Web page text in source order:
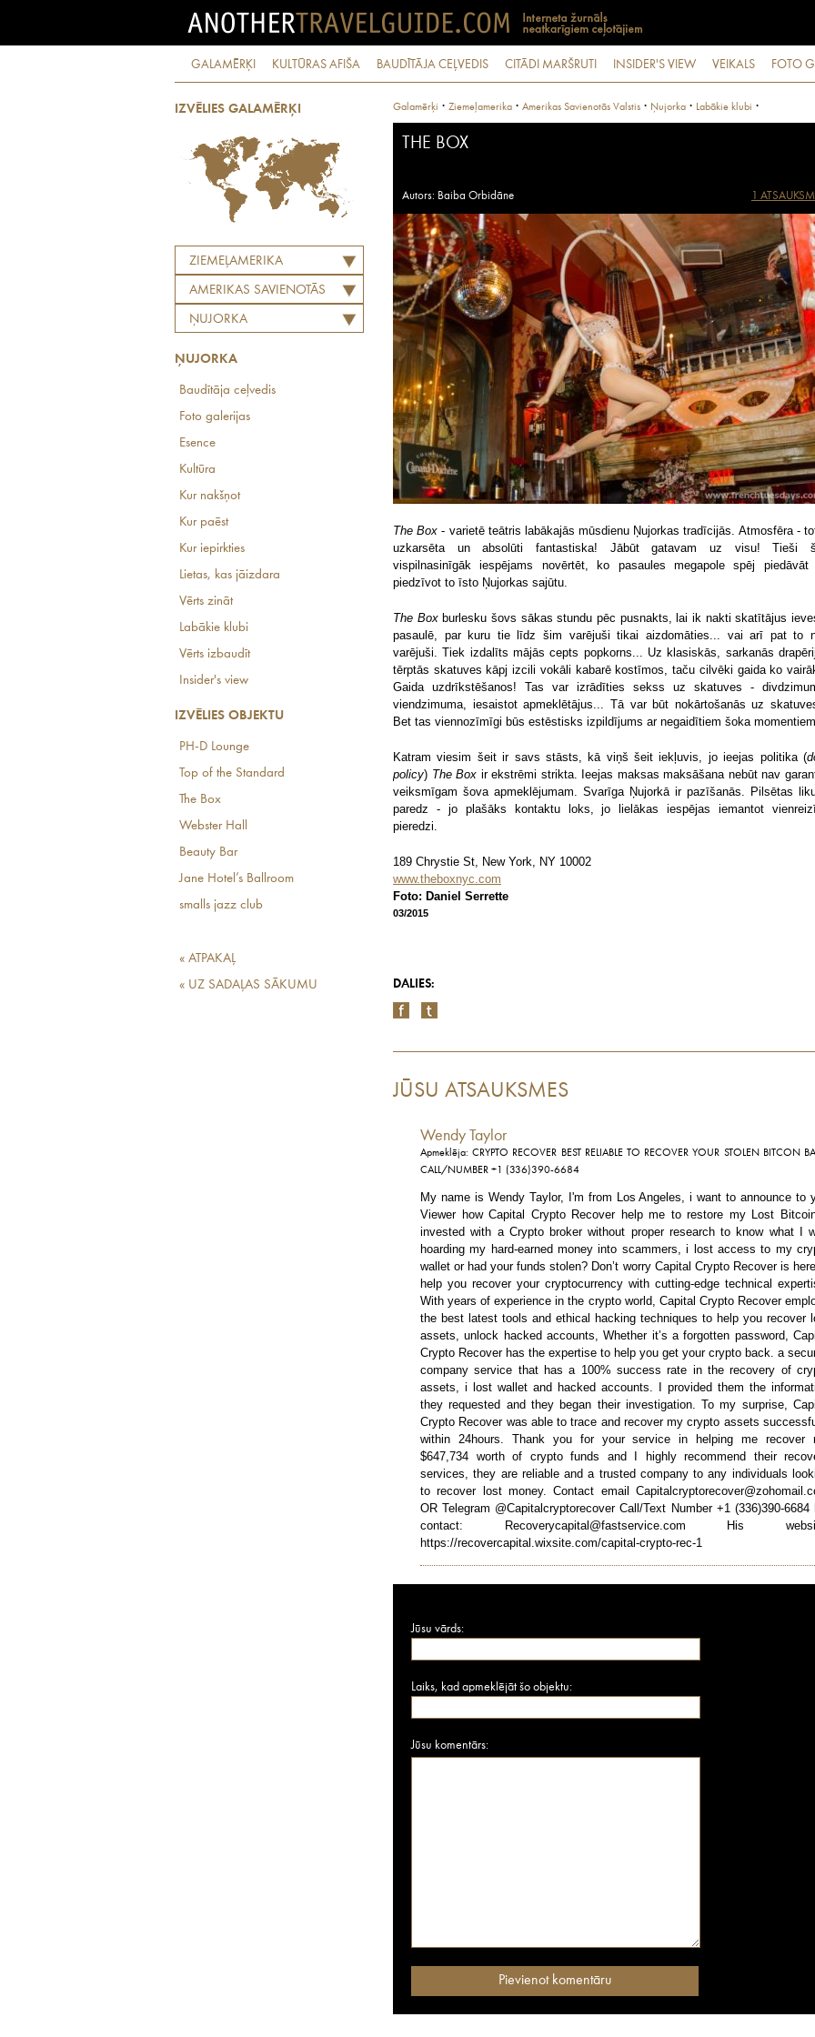
GALAMĒRĶI KULTŪRAS AFIŠA BAUDĪTĀJA CEĻVEDIS CITĀDI MARŠRUTI INSIDER'S VIEW VEIKALS FOTO
IZVĒLIES GALAMĒRĶI
ZIEMEĻAMERIKA
AMERIKAS SAVIENOTĀS
VALSTIS
ŅUJORKA
ŅUJORKA
Baudītāja ceļvedis
Foto galerijas
Esence
Kultūra
Kur nakšņot
Kur paēst
Kur iepirkties
Lietas, kas jāizdara
Vērts zināt
Labākie klubi
Vērts izbaudīt
Insider's view
IZVĒLIES OBJEKTU
PH-D Lounge
Top of the Standard
The Box
Webster Hall
Beauty Bar
Jane Hotel’s Ballroom
smalls jazz club
« ATPAKAĻ
« UZ SADAĻAS SĀKUMU
Galamērķi · Ziemeļamerika · Amerikas Savienotās Valstis · Ņujorka · Labākie klubi ·
THE BOX
Autors: Baiba Orbidāne 1
The Box - varietē teātris labākajās mūsdienu Ņujorkas tradīcijās. Atmosfēra -
uzkarsēta un absolūti fantastiska! Jābūt gatavam uz visu! Tieši
vispilnasinīgāk iespējams novērtēt, ko pasaules megapole spēj piedāvāt
piedzīvot to īsto Ņujorkas sajūtu.
The Boxburlesku šovs sākas stundu pēc pusnakts, lai ik nakti skatītājus
pasaulē, par kuru tie līdz šim varējuši tikai aizdomāties... vai arī pat to
varējuši. Tiek izdalīts mājās cepts popkorns... Uz klasiskās, sarkanās
tērptās skatuves kāpj izcili vokāli kabarē kostīmos, taču cilvēki gaida ko
Gaida uzdrīkstēšanos! Tas var izrādīties sekss uz skatuves -
viendzimuma, iesaistot apmeklētājus... Tā var būt nokārtošanās uz
Bet tas viennozīmīgi būs estēstisks izpildījums ar negaidītiem šoka
Katram viesim šeit ir savs stāsts, kā viņš šeit iekļuvis, jo ieejas politika (
policy) The Box ir ekstrēmi strikta. Ieejas maksas maksāšana nebūt nav
veiksmīgam šova apmeklējumam. Svarīga Ņujorkā ir pazīšanās. Pilsētas
paredz - jo plašāks kontaktu loks, jo lielākas iespējas iemantot
pieredzi.
189 Chrystie St, New York, NY 10002
www.theboxnyc.com
Foto: Daniel Serrette
03/2015
DALIES:
JŪSU ATSAUKSMES
Wendy Taylor
Apmeklēja: CRYPTO RECOVER BEST RELIABLE TO RECOVER YOUR STOLEN BITCON
CALL/NUMBER +1 (336)390-6684
My name is Wendy Taylor, I'm from Los Angeles, i want to announce to
Viewer how Capital Crypto Recover help me to restore my Lost
invested with a Crypto broker without proper research to know what I
hoarding my hard-earned money into scammers, i lost access to my
wallet or had your funds stolen? Don’t worry Capital Crypto Recover is
help you recover your cryptocurrency with cutting-edge technical
With years of experience in the crypto world, Capital Crypto Recover
the best latest tools and ethical hacking techniques to help you recover
assets, unlock hacked accounts, Whether it’s a forgotten password,
Crypto Recover has the expertise to help you get your crypto back. a
company service that has a 100% success rate in the recovery of
assets, i lost wallet and hacked accounts. I provided them the
they requested and they began their investigation. To my surprise,
Crypto Recover was able to trace and recover my crypto assets
within 24hours. Thank you for your service in helping me recover
$647,734 worth of crypto funds and I highly recommend their
services, they are reliable and a trusted company to any individuals
to recover lost money. Contact email
OR Telegram @Capitalcryptorecover Call/Text Number +1 (336)390-6684
contact: Recoverycapital@fastservice.com His
https://recovercapital.wixsite.com/capital-crypto-rec-1
Jūsu vārds:
Laiks, kad apmeklējāt šo objektu:
Jūsu komentārs: